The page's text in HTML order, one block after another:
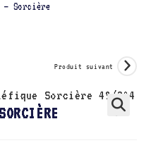
– Sorcière
Produit suivant